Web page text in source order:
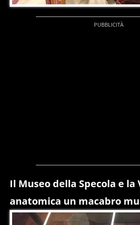
Il Museo della Specola e la
anatomica un macabro